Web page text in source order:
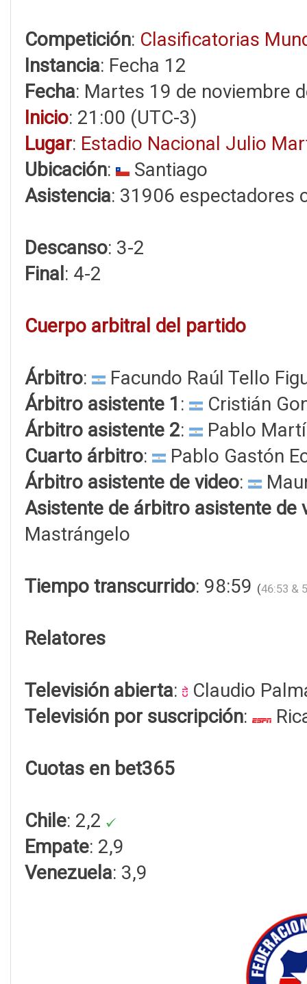
Competición: Clasificatorias
Instancia: Fecha 12
Fecha: Martes 19 de noviembre
Inicio: 21:00 (UTC-3)
Lugar: Estadio Nacional Julio
Ubicación:
Santiago
Asistencia: 31906 espectadores
Descanso: 3-2
Final : 4-2
Cuerpo arbitral del partido
Árbitro:
Facundo Raúl Tello
Árbitro asistente 1 :
Cristián
Árbitro asistente 2:
Pablo
Cuarto árbitro:
Pablo Gastón
Árbitro asistente de video:
Asistente de árbitro asistente de
Mastrángelo
Tiempo transcurrido: 98:59 (46:53 &
Relatores
Televisión abierta:
Claudio
Televisión por suscripción:
Cuotas en bet365
Chile: 2,2
Empate: 2,9
Venezuela: 3,9